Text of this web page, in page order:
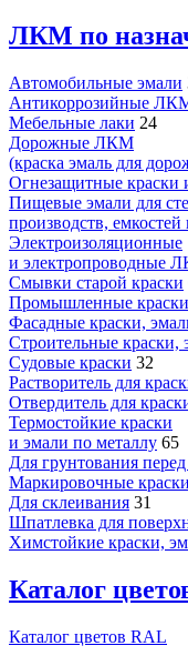
ЛКМ по
Автомобильные эмали
Антикоррозийные
Мебельные лаки 24
Дорожные ЛКМ
(краска эмаль для
Огнезащитные краски
Пищевые эмали для
производств, емкостей
Электроизоляционные
и электропроводные
Смывки старой краски
Промышленные
Фасадные краски,
Строительные краски,
Судовые краски 32
Растворитель для
Отвердитель для
Термостойкие краски
и эмали по металлу 65
Для грунтования
Маркировочные
Для склеивания 31
Шпатлевка для
Химстойкие краски,
Каталог
Каталог цветов RAL